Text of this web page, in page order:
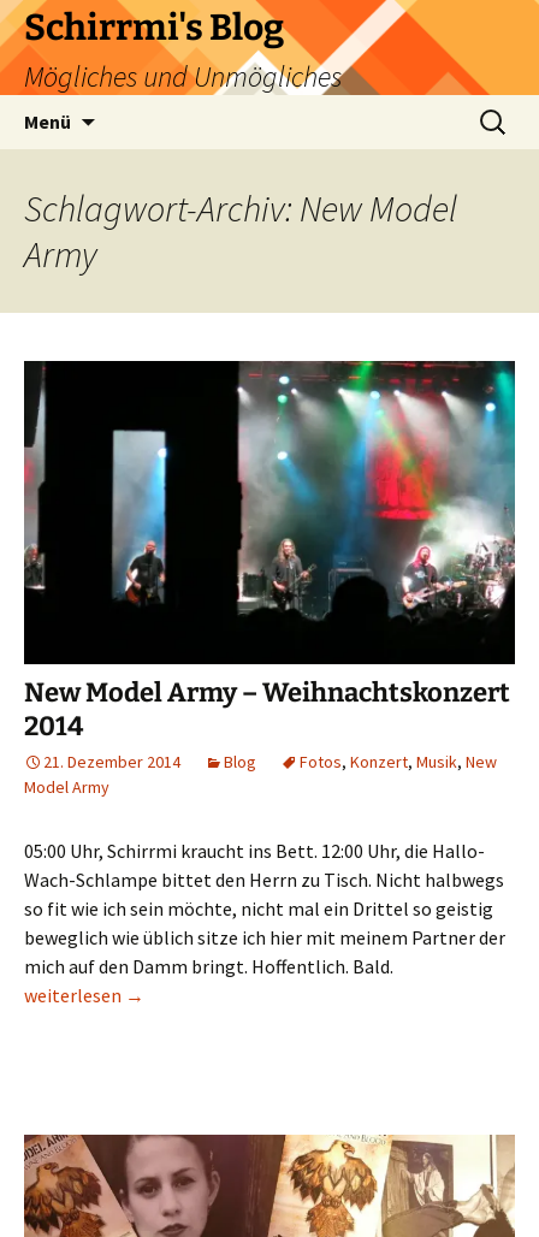
Zum
Inhalt
springen
Schirrmi's Blog
Mögliches und Unmögliches
Menü
Suchen
nach:
Schlagwort-Archiv: New Model
Army
New Model Army – Weihnachtskonzert
2014
21. Dezember 2014 Blog Fotos, Konzert, Musik, New
Model Army
05:00 Uhr, Schirrmi kraucht ins Bett. 12:00 Uhr, die Hallo-
Wach-Schlampe bittet den Herrn zu Tisch. Nicht halbwegs
so fit wie ich sein möchte, nicht mal ein Drittel so geistig
beweglich wie üblich sitze ich hier mit meinem Partner der
mich auf den Damm bringt. Hoffentlich. Bald.
New Model Army – Weihnachtskonzert 2014
weiterlesen →